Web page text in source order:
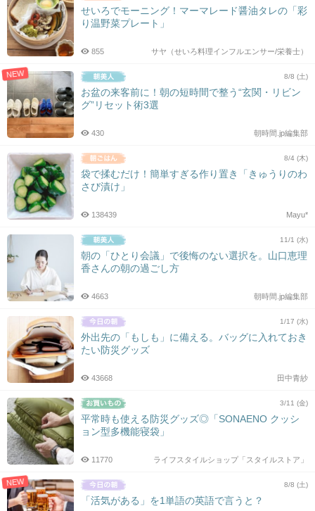
せいろでモーニング！マーマレード醤油タレの「彩
り温野菜プレート」
サヤ（せいろ料理インフルエンサー/栄養士）
855
NEW 8/8 (土)
お盆の来客前に！朝の短時間で整う“玄関・リビン
グ”リセット術3選
朝時間.jp編集部
430
8/4 (木)
袋で揉むだけ！簡単すぎる作り置き「きゅうりのわ
さび漬け」
Mayu*
138439
11/1 (水)
朝の「ひとり会議」で後悔のない選択を。山口恵理
香さんの朝の過ごし方
朝時間.jp編集部
4663
1/17 (水)
外出先の「もしも」に備える。バッグに入れておき
たい防災グッズ
田中青紗
43668
3/11 (金)
平常時も使える防災グッズ◎「SONAENO クッシ
ョン型多機能寝袋」
ライフスタイルショップ「スタイルストア」
11770
NEW 8/8 (土)
「活気がある」を1単語の英語で言うと？